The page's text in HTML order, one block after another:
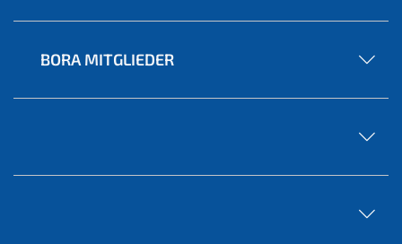
BORA MITGLIEDER